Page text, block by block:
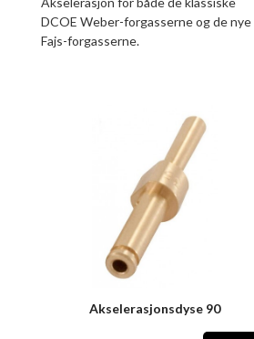
DCOE Weber-forgasserne og de nye
Fajs-forgasserne.
Akselerasjonsdyse 90